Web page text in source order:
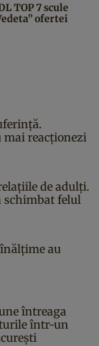
TOP 7 scule
ofertei
mai reacționezi
de adulți.
schimbat felul
au
întreaga
într-un